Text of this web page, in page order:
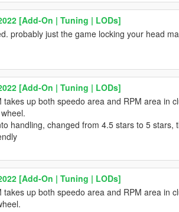
[Add-On | Tuning | LODs]
probably just the game locking your head
[Add-On | Tuning | LODs]
takes up both speedo area and RPM area in
handling, changed from 4.5 stars to 5 stars,
[Add-On | Tuning | LODs]
takes up both speedo area and RPM area in